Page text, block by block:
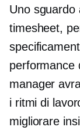
Uno sguardo
timesheet,
performance
manager
i ritmi di
migliorare